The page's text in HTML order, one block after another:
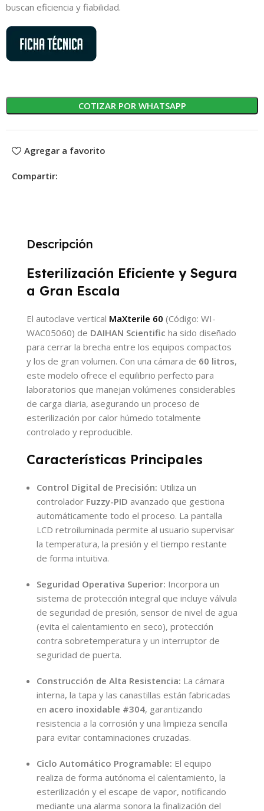
buscan eficiencia y fiabilidad.
COTIZAR POR WHATSAPP
Agregar a favorito
Compartir:
Descripción
Esterilización Eficiente y Segura
a Gran Escala
El autoclave vertical MaXterile 60 (Código: WI-
WAC05060) de DAIHAN Scientific ha sido diseñado
para cerrar la brecha entre los equipos compactos
y los de gran volumen. Con una cámara de 60 litros,
este modelo ofrece el equilibrio perfecto para
laboratorios que manejan volúmenes considerables
de carga diaria, asegurando un proceso de
esterilización por calor húmedo totalmente
controlado y reproducible.
Características Principales
Control Digital de Precisión: Utiliza un
controlador Fuzzy-PID avanzado que gestiona
automáticamente todo el proceso. La pantalla
LCD retroiluminada permite al usuario supervisar
la temperatura, la presión y el tiempo restante
de forma intuitiva.
Seguridad Operativa Superior: Incorpora un
sistema de protección integral que incluye válvula
de seguridad de presión, sensor de nivel de agua
(evita el calentamiento en seco), protección
contra sobretemperatura y un interruptor de
seguridad de puerta.
Construcción de Alta Resistencia: La cámara
interna, la tapa y las canastillas están fabricadas
en acero inoxidable #304, garantizando
resistencia a la corrosión y una limpieza sencilla
para evitar contaminaciones cruzadas.
Ciclo Automático Programable: El equipo
realiza de forma autónoma el calentamiento, la
esterilización y el escape de vapor, notificando
mediante una alarma sonora la finalización del